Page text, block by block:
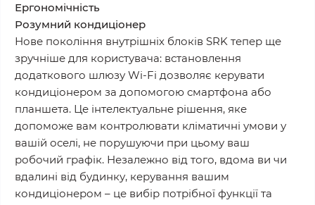
Ергономічність
Розумний кондиціонер
Нове покоління внутрішніх блоків SRK тепер ще
зручніше для користувача: встановлення
додаткового шлюзу Wi-Fi дозволяє керувати
кондиціонером за допомогою смартфона або
планшета. Це інтелектуальне рішення, яке
допоможе вам контролювати кліматичні умови у
вашій оселі, не порушуючи при цьому ваш
робочий графік. Незалежно від того, вдома ви чи
вдалині від будинку, керування вашим
кондиціонером – це вибір потрібної функції та